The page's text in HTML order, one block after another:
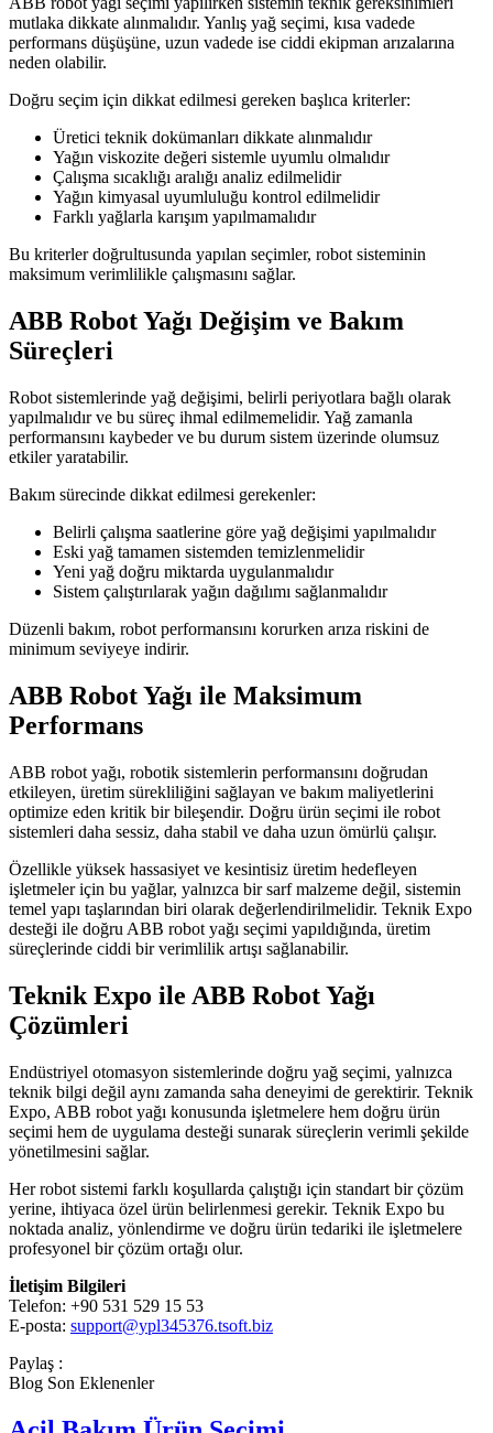
mutlaka dikkate alınmalıdır. Yanlış yağ seçimi, kısa vadede
performans düşüşüne, uzun vadede ise ciddi ekipman arızalarına
neden olabilir.
Doğru seçim için dikkat edilmesi gereken başlıca kriterler:
Üretici teknik dokümanları dikkate alınmalıdır
Yağın viskozite değeri sistemle uyumlu olmalıdır
Çalışma sıcaklığı aralığı analiz edilmelidir
Yağın kimyasal uyumluluğu kontrol edilmelidir
Farklı yağlarla karışım yapılmamalıdır
Bu kriterler doğrultusunda yapılan seçimler, robot sisteminin
maksimum verimlilikle çalışmasını sağlar.
ABB Robot Yağı Değişim ve Bakım
Süreçleri
Robot sistemlerinde yağ değişimi, belirli periyotlara bağlı olarak
yapılmalıdır ve bu süreç ihmal edilmemelidir. Yağ zamanla
performansını kaybeder ve bu durum sistem üzerinde olumsuz
etkiler yaratabilir.
Bakım sürecinde dikkat edilmesi gerekenler:
Belirli çalışma saatlerine göre yağ değişimi yapılmalıdır
Eski yağ tamamen sistemden temizlenmelidir
Yeni yağ doğru miktarda uygulanmalıdır
Sistem çalıştırılarak yağın dağılımı sağlanmalıdır
Düzenli bakım, robot performansını korurken arıza riskini de
minimum seviyeye indirir.
ABB Robot Yağı ile Maksimum
Performans
ABB robot yağı, robotik sistemlerin performansını doğrudan
etkileyen, üretim sürekliliğini sağlayan ve bakım maliyetlerini
optimize eden kritik bir bileşendir. Doğru ürün seçimi ile robot
sistemleri daha sessiz, daha stabil ve daha uzun ömürlü çalışır.
Özellikle yüksek hassasiyet ve kesintisiz üretim hedefleyen
işletmeler için bu yağlar, yalnızca bir sarf malzeme değil, sistemin
temel yapı taşlarından biri olarak değerlendirilmelidir. Teknik Expo
desteği ile doğru ABB robot yağı seçimi yapıldığında, üretim
süreçlerinde ciddi bir verimlilik artışı sağlanabilir.
Teknik Expo ile ABB Robot Yağı
Çözümleri
Endüstriyel otomasyon sistemlerinde doğru yağ seçimi, yalnızca
teknik bilgi değil aynı zamanda saha deneyimi de gerektirir. Teknik
Expo, ABB robot yağı konusunda işletmelere hem doğru ürün
seçimi hem de uygulama desteği sunarak süreçlerin verimli şekilde
yönetilmesini sağlar.
Her robot sistemi farklı koşullarda çalıştığı için standart bir çözüm
yerine, ihtiyaca özel ürün belirlenmesi gerekir. Teknik Expo bu
noktada analiz, yönlendirme ve doğru ürün tedariki ile işletmelere
profesyonel bir çözüm ortağı olur.
İletişim Bilgileri
Telefon: +90 531 529 15 53
E-posta: support@ypl345376.tsoft.biz
Paylaş :
Blog Son Eklenenler